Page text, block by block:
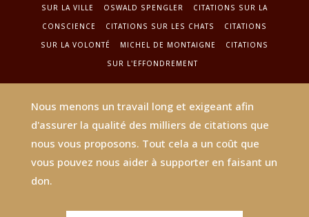
SUR LA VILLE
OSWALD SPENGLER
CITATIONS SUR LA
CONSCIENCE
CITATIONS SUR LES CHATS
CITATIONS
SUR LA VOLONTÉ
MICHEL DE MONTAIGNE
CITATIONS
SUR L'EFFONDREMENT
Nous menons un travail long et exigeant afin
d'assurer la qualité des milliers de citations que
nous vous proposons. Tout cela a un coût que
vous pouvez nous aider à supporter en faisant un
don.